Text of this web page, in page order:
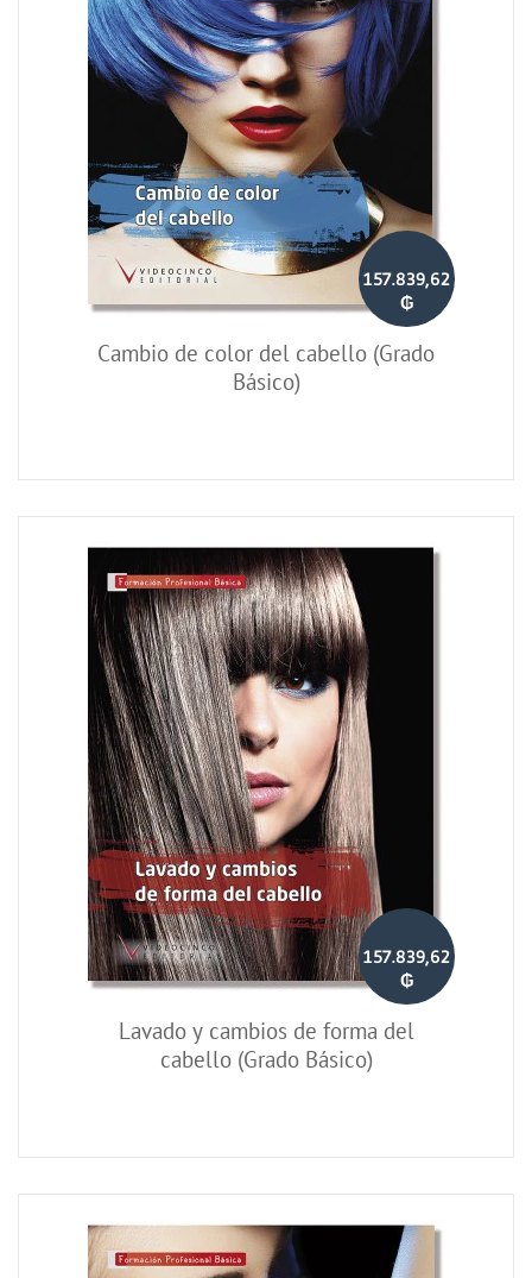
157.839,62
₲
Cambio de color del cabello (Grado
Básico)
157.839,62
₲
Lavado y cambios de forma del
cabello (Grado Básico)